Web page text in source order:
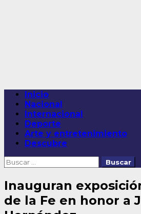
Menú
principal
Inicio
Nacional
Internacional
Deporte
Arte y entretenimiento
Descubre
Buscar:
Inauguran
de la Fe en honor a